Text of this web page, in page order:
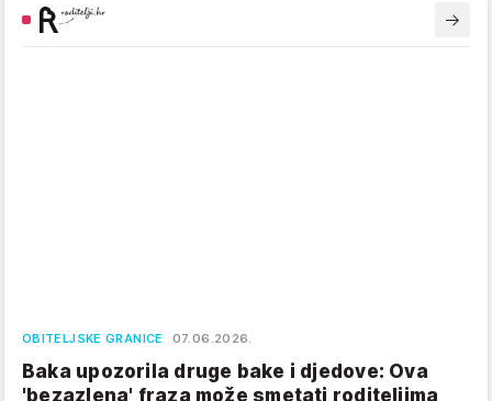
OBITELJSKE GRANICE 07.06.2026.
Baka upozorila druge bake i djedove: Ova
'bezazlena' fraza može smetati roditeljima